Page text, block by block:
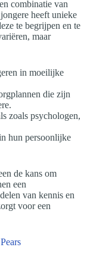
combinatie van
heeft unieke
te begrijpen en te
maar
in moeilijke
die zijn
zoals psychologen,
hun persoonlijke
de kans om
een
van kennis en
voor een